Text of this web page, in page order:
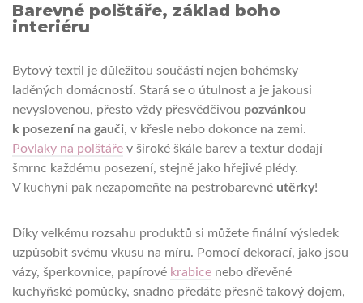
Barevné polštáře, základ boho
interiéru
Bytový textil je důležitou součástí nejen bohémsky
laděných domácností. Stará se o útulnost a je jakousi
nevyslovenou, přesto vždy přesvědčivou pozvánkou
k posezení na gauči, v křesle nebo dokonce na zemi.
Povlaky na polštáře v široké škále barev a textur dodají
šmrnc každému posezení, stejně jako hřejivé plédy.
V kuchyni pak nezapomeňte na pestrobarevné utěrky!
Díky velkému rozsahu produktů si můžete finální výsledek
uzpůsobit svému vkusu na míru. Pomocí dekorací, jako jsou
vázy, šperkovnice, papírové krabice nebo dřevěné
kuchyňské pomůcky, snadno předáte přesně takový dojem,